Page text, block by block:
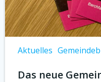
Aktuelles
Das neue